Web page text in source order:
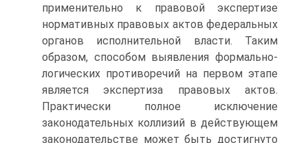
применительно к правовой экспертизе
нормативных правовых актов федеральных
органов исполнительной власти. Таким
образом, способом выявления формально-
логических противоречий на первом этапе
является экспертиза правовых актов.
Практически полное исключение
законодательных коллизий в действующем
законодательстве может быть достигнуто